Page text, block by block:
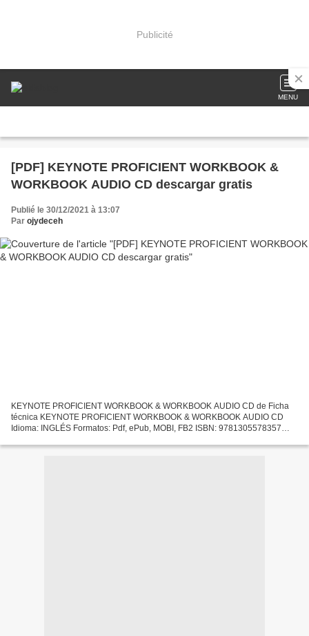
Publicité
MENU
[PDF] KEYNOTE PROFICIENT WORKBOOK &
WORKBOOK AUDIO CD descargar gratis
Publié le 30/12/2021 à 13:07
Par ojydeceh
KEYNOTE PROFICIENT WORKBOOK & WORKBOOK AUDIO CD de Ficha
técnica KEYNOTE PROFICIENT WORKBOOK & WORKBOOK AUDIO CD
Idioma: INGLÉS Formatos: Pdf, ePub, MOBI, FB2 ISBN: 9781305578357
libros...